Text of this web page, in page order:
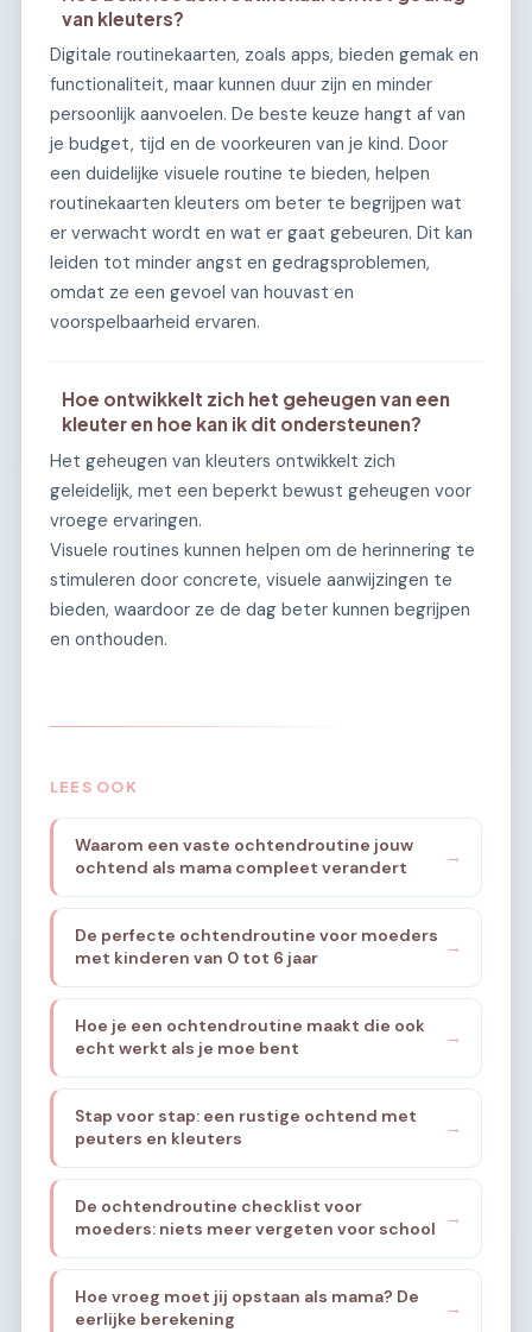
van kleuters?
Digitale routinekaarten, zoals apps, bieden gemak en
functionaliteit, maar kunnen duur zijn en minder
persoonlijk aanvoelen. De beste keuze hangt af van
je budget, tijd en de voorkeuren van je kind. Door
een duidelijke visuele routine te bieden, helpen
routinekaarten kleuters om beter te begrijpen wat
er verwacht wordt en wat er gaat gebeuren. Dit kan
leiden tot minder angst en gedragsproblemen,
omdat ze een gevoel van houvast en
voorspelbaarheid ervaren.
Hoe ontwikkelt zich het geheugen van een
kleuter en hoe kan ik dit ondersteunen?
Het geheugen van kleuters ontwikkelt zich
geleidelijk, met een beperkt bewust geheugen voor
vroege ervaringen.
Visuele routines kunnen helpen om de herinnering te
stimuleren door concrete, visuele aanwijzingen te
bieden, waardoor ze de dag beter kunnen begrijpen
en onthouden.
LEES OOK
Waarom een vaste ochtendroutine jouw
ochtend als mama compleet verandert
→
De perfecte ochtendroutine voor moeders
met kinderen van 0 tot 6 jaar
→
Hoe je een ochtendroutine maakt die ook
echt werkt als je moe bent
→
Stap voor stap: een rustige ochtend met
peuters en kleuters
→
De ochtendroutine checklist voor
moeders: niets meer vergeten voor school
→
Hoe vroeg moet jij opstaan als mama? De
eerlijke berekening
→